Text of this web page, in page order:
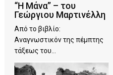
“Η Μάνα” – του
Γεώργιου Μαρτινέλλη
Από το βιβλίο:
Αναγνωστικόν της πέμπτης
τάξεως του...